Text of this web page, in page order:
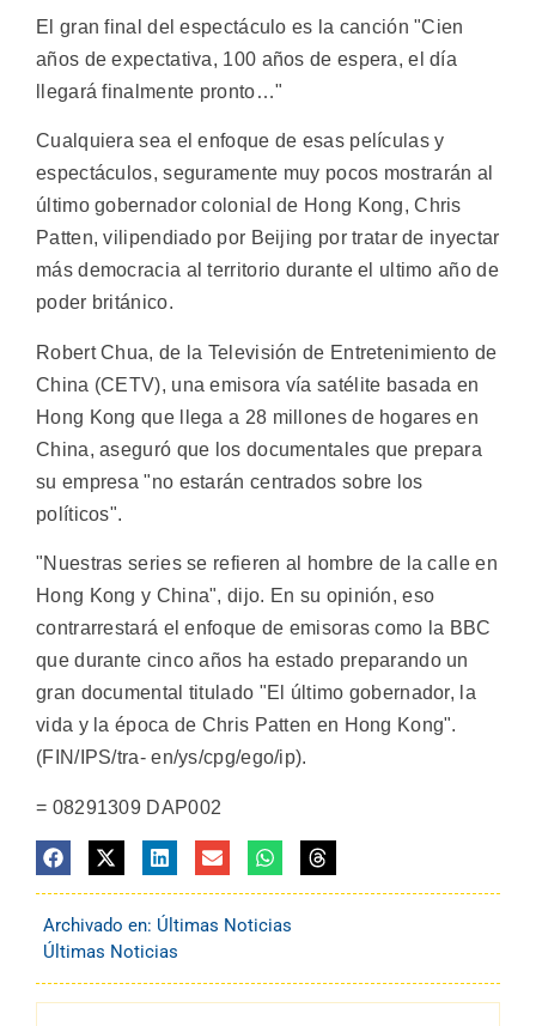
El gran final del espectáculo es la canción "Cien
años de expectativa, 100 años de espera, el día
llegará finalmente pronto…"
Cualquiera sea el enfoque de esas películas y
espectáculos, seguramente muy pocos mostrarán al
último gobernador colonial de Hong Kong, Chris
Patten, vilipendiado por Beijing por tratar de inyectar
más democracia al territorio durante el ultimo año de
poder británico.
Robert Chua, de la Televisión de Entretenimiento de
China (CETV), una emisora vía satélite basada en
Hong Kong que llega a 28 millones de hogares en
China, aseguró que los documentales que prepara
su empresa "no estarán centrados sobre los
políticos".
"Nuestras series se refieren al hombre de la calle en
Hong Kong y China", dijo. En su opinión, eso
contrarrestará el enfoque de emisoras como la BBC
que durante cinco años ha estado preparando un
gran documental titulado "El último gobernador, la
vida y la época de Chris Patten en Hong Kong".
(FIN/IPS/tra- en/ys/cpg/ego/ip).
= 08291309 DAP002
Archivado en: Últimas Noticias
Últimas Noticias